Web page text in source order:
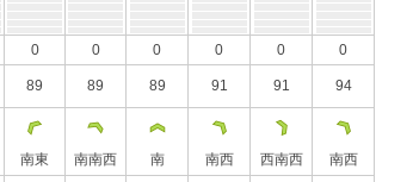
0 0 0 0 0 0
89 89 89 91 91 94
南東 南南西 南 南西 西南西
南西